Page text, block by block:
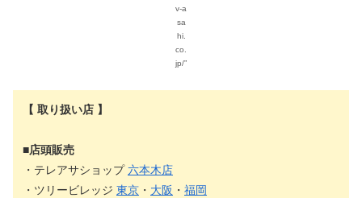
v-a
sa
hi.
co.
jp/”
【 取り扱い店 】
■店頭販売
・テレアサショップ六本木店
・ツリービレッジ 東京 ・ 大阪 ・ 福岡